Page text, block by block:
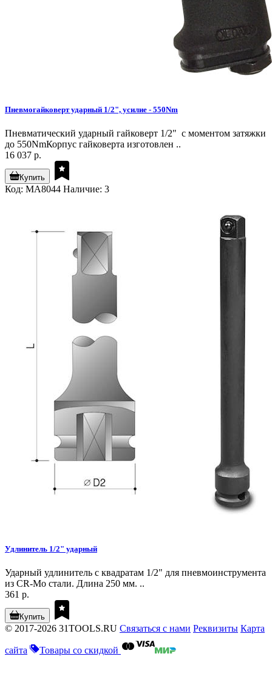
Пневмогайковерт ударный 1/2", усилие - 550Nm
Пневматический ударный гайковерт 1/2" с моментом затяжки
до 550NmКорпус гайковерта изготовлен ..
16 037 р.
Купить
Код: MA8044 Наличие: 3
Удлинитель 1/2" ударный
Ударный удлинитель с квадратам 1/2" для пневмоинструмента
из CR-Mo стали. Длина 250 мм. ..
361 р.
Купить
© 2017-2026 31TOOLS.RU Связаться с нами Реквизиты Карта
сайта Товары со скидкой